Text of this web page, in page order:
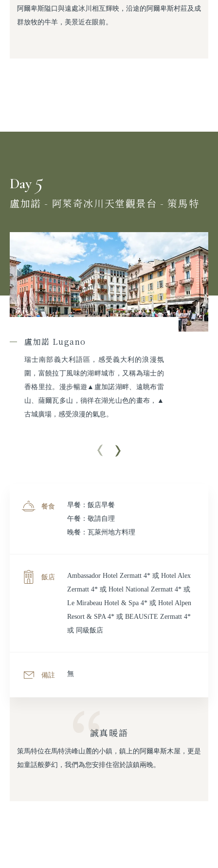
阿爾卑斯隘口與遠處冰川相互輝映，沿途的阿爾卑斯村莊及成
群放牧的牛羊，美景近在眼前。
Day 5
盧加諾 - 阿萊奇冰川天堂觀景台 - 策馬特
盧加諾 Lugano
瑞士南部義大利語區，感受義大利的浪漫氛
圍，富饒拉丁風味的湖畔城市，又稱為瑞士的
香格里拉。漫步暢遊▲盧加諾湖畔、遠眺布雷
山、薩爾瓦多山，徜徉在湖光山色的畫布，▲
古城廣場，感受浪漫的氣息。
餐食
早餐：飯店早餐
午餐：敬請自理
晚餐：瓦萊州地方料理
飯店
Ambassador Hotel Zermatt 4* 或 Hotel Alex
Zermatt 4* 或 Hotel National Zermatt 4* 或
Le Mirabeau Hotel & Spa 4* 或 Hotel Alpen
Resort & SPA 4* 或 BEAUSiTE Zermatt 4*
或 同級飯店
備註 無
誠真暖語
策馬特位在馬特洪峰山麓的小鎮，鎮上的阿爾卑斯木屋，更是
如童話般夢幻，我們為您安排住宿於該鎮兩晚。